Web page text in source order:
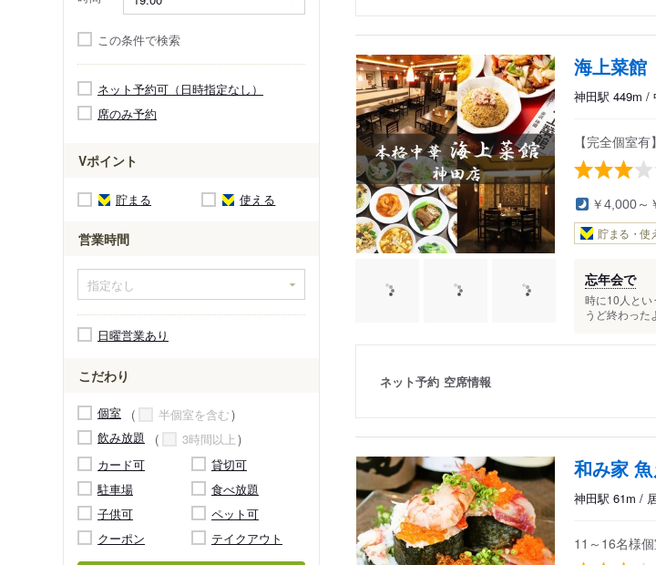
この条件で検索
ネット予約可（日時指定なし）
席のみ予約
Vポイント
貯まる 使える
営業時間
日曜営業あり
こだわり
個室
半個室を含む
飲み放題
3時間以上
カード可
貸切可
駐車場
食べ放題
子供可
ペット可
クーポン
テイクアウト
海上菜館
神田駅 449m /
【完全個室
￥4,000～
貯まる・使
忘年会で
時に10人とい
うど終わった
ネット予約 空席情報
和み家
神田駅 61m /
11～16名様